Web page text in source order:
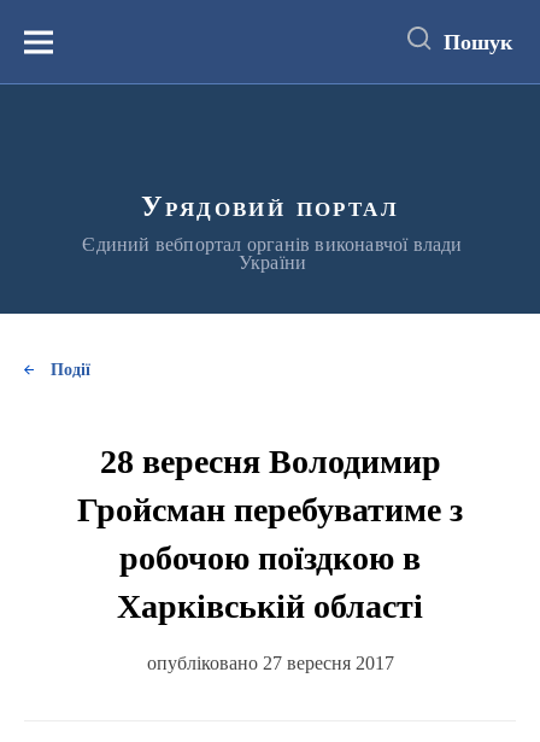
вмістуМеню Пошук
Урядовий портал
Єдиний вебпортал органів виконавчої влади
України
Події
28 вересня Володимир
Гройсман перебуватиме з
робочою поїздкою в
Харківській області
опубліковано 27 вересня 2017